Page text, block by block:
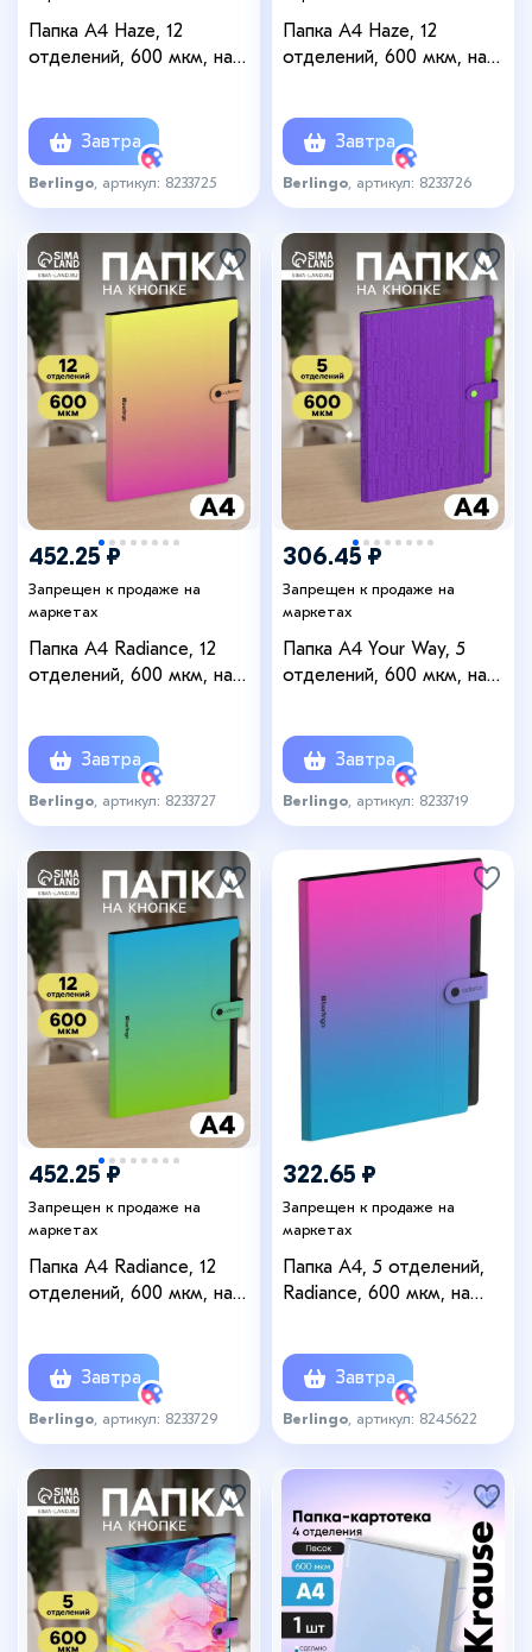
Папка А4 Haze, 12
отделений, 600 мкм, на
Завтра
Berlingo , артикул: 8233725
Папка А4 Haze, 12
отделений, 600 мкм, на
Завтра
Berlingo , артикул: 8233726
452.25 ₽
Запрещен к продаже на
маркетах
Папка А4 Radiance, 12
отделений, 600 мкм, на
Завтра
Berlingo , артикул: 8233727
306.45 ₽
Запрещен к продаже на
маркетах
Папка А4 Your Way, 5
отделений, 600 мкм, на
Завтра
Berlingo , артикул: 8233719
452.25 ₽
Запрещен к продаже на
маркетах
Папка А4 Radiance, 12
отделений, 600 мкм, на
Завтра
Berlingo , артикул: 8233729
322.65 ₽
Запрещен к продаже на
маркетах
Папка А4, 5 отделений,
Radiance, 600 мкм, на
Завтра
Berlingo , артикул: 8245622
+3